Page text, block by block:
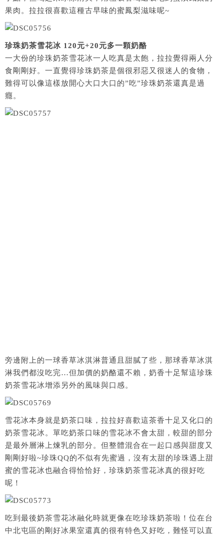
果肉。拉拉很喜歡這種古早味的蜜鳳梨滋味呢~
珍珠奶茶雪花冰 120元+20元多一顆奶酪
一大份的珍珠奶茶雪花冰一人吃真是太飽，拉拉覺得兩人分
食剛剛好。一直覺得珍珠奶茶是個很邪惡又很迷人的食物，
難得可以像這樣放開心大口大口的”吃”珍珠奶茶還真是過
癮。
旁邊附上的一球香草冰淇淋普通且甜膩了些，那球香草冰淇
淋我們都沒吃完…但加價的奶酪還不賴，奶香十足幫這珍珠
奶茶雪花冰增添另外的風味與口感。
雪花冰本身就是奶茶口味，拉拉好喜歡這茶香十足又化口的
奶茶雪花冰。單吃奶茶口味的雪花冰不會太甜，較甜的部分
是最外層淋上煉乳的部分。但整體混合在一起口感與甜度又
剛剛好啦~珍珠QQ的不似有先蜜過，沒有太甜的珍珠遇上甜
蜜的雪花冰也融合得恰恰好，珍珠奶茶雪花冰真的很好吃
呢！
吃到最後奶茶雪花冰融化時就更像在吃珍珠奶茶啦！位在台
中北屯區的剛好冰果室還真的很有特色又好吃，難怪可以直